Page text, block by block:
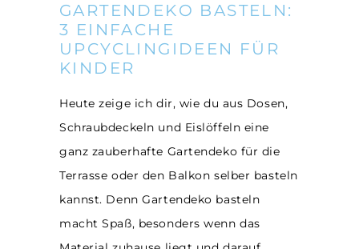
GARTENDEKO BASTELN:
3 EINFACHE
UPCYCLINGIDEEN FÜR
KINDER
Heute zeige ich dir, wie du aus Dosen,
Schraubdeckeln und Eislöffeln eine
ganz zauberhafte Gartendeko für die
Terrasse oder den Balkon selber basteln
kannst. Denn Gartendeko basteln
macht Spaß, besonders wenn das